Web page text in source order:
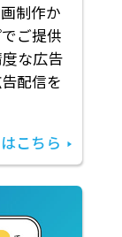
制作か
ご提供
な広告
配信を
こちら